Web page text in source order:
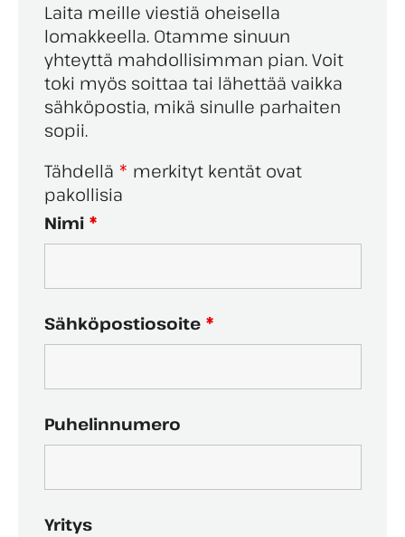
Laita meille viestiä oheisella
lomakkeella. Otamme sinuun
yhteyttä mahdollisimman pian. Voit
toki myös soittaa tai lähettää vaikka
sähköpostia, mikä sinulle parhaiten
sopii.
Tähdellä * merkityt kentät ovat
pakollisia
Nimi *
Sähköpostiosoite *
Puhelinnumero
Yritys